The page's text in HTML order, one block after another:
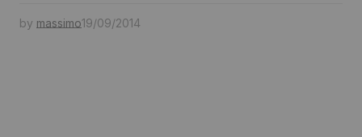
by massimo19/09/2014